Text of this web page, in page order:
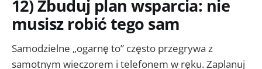
12) Zbuduj plan wsparcia: nie
musisz robić tego sam
Samodzielne „ogarnę to” często przegrywa z
samotnym wieczorem i telefonem w ręku. Zaplanuj